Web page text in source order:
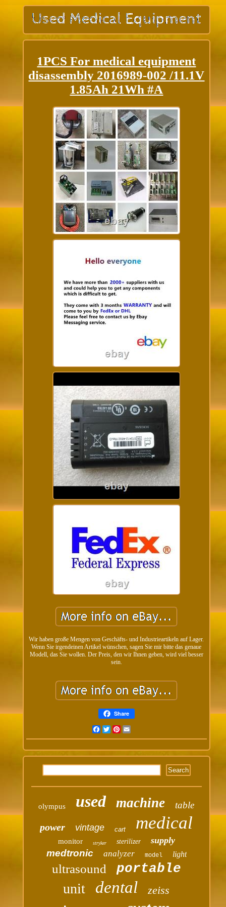
1PCS For medical equipment
disassembly 2016989-002 /11.1V
1.85Ah 21Wh #A
Wir haben große Mengen von Geschäfts- und Industrieartikeln auf Lager.
Wenn Sie irgendeinen Artikel wünschen, sagen Sie mir bitte das genaue
Modell, das Sie wollen. Der Preis, den wir Ihnen geben, wird viel besser
sein.
Share
FacebookTwitterPinterest
olympus used machine table
power vintage cart medical
monitor stryker sterilizer supply
medtronic analyzer model light
ultrasound portable
unit dental zeiss